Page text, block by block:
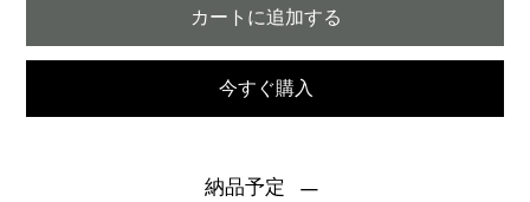
カートに追加する
今すぐ購入
納品予定